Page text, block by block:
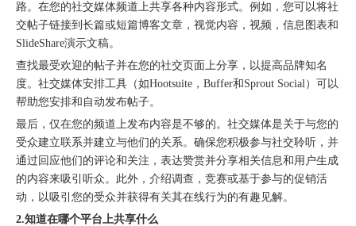
路。在您的社交媒体频道上共享各种内容形式。例如，您可以将社
交帖子链接到长篇或短篇博客文章，视觉内容，视频，信息图表和
SlideShare演示文稿。
查找最受欢迎的帖子并在您的社交页面上分享，以提高品牌知名
度。社交媒体安排工具（如Hootsuite，Buffer和Sprout Social）可以
帮助您安排和自动发布帖子。
最后，仅在您的频道上发布内容是不够的。社交媒体是关于与您的
受众建立联系并建立与他们的关系。确保您积极参与社交聆听，并
通过回应他们的评论和关注，表达赞赏并分享相关信息和用户生成
的内容来吸引听众。此外，介绍调查，竞赛或基于参与的促销活
动，以吸引您的受众并获得有关其在线行为的有趣见解。
2.知道在哪个平台上共享什么